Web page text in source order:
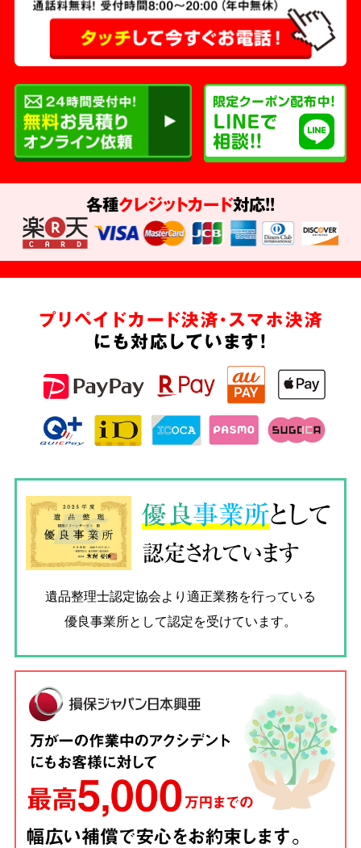
各種クレジットカード対応!!
プリペイドカード決済・スマホ決済
にも対応しています!
優良事業所として
認定されています
遺品整理士認定協会より適正業務を行っている
優良事業所として認定を受けています。